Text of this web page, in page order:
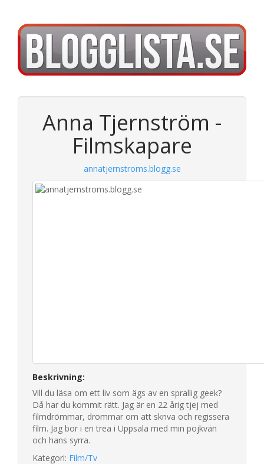
Anna Tjernström -
Filmskapare
annatjernstroms.blogg.se
Beskrivning:
Vill du läsa om ett liv som ägs av en sprallig geek?
Då har du kommit rätt. Jag är en 22 årig tjej med
filmdrömmar, drömmar om att skriva och regissera
film. Jag bor i en trea i Uppsala med min pojkvän
och hans syrra.
Kategori: Film/Tv